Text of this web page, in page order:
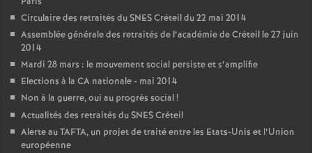
Circulaire des retraités duSNESCréteil du 22 mai 2014
Assemblée générale des retraités de l’académie de Créteil le 27 juin
2014
Mardi 28 mars : le mouvement social persiste et s’amplifie
Elections à la CA nationale - mai 2014
Non à la guerre, oui au progrès social!
Actualités des retraités duSNESCréteil
Alerte auTAFTA, un projet de traité entre les Etats-Unis et l’Union
européenne